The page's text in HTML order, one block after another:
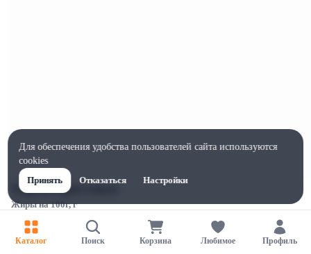
Характеристики
Жиры на 100г, г
Ширина, мм
Каталог Поиск Корзина Любимое Профиль
Для обеспечения удобства пользователей сайта используются
cookies
Принять
Отказаться Настройки